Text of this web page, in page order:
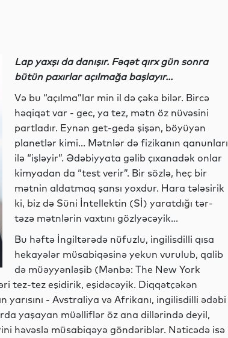
Lap yaxşı da danışır. Fəqət qırx gün sonra
bütün paxırlar açılmağa başlayır...
Və bu “açılma”lar min il də çəkə bilər. Bircə
həqiqət var - gec, ya tez, mətn öz nüvəsini
partladır. Eynən get-gedə şişən, böyüyən
planetlər kimi... Mətnlər də fizikanın qanunları
ilə “işləyir”. Ədəbiyyata gəlib çıxanadək onlar
kimyadan da “test verir”. Bir sözlə, heç bir
mətnin aldatmaq şansı yoxdur. Hara tələsirik
ki, biz də Süni İntellektin (Sİ) yaratdığı tər-
təzə mətnlərin vaxtını gözlyəcəyik...
Bu həftə İngiltərədə nüfuzlu, ingilisdilli qısa
hekayələr müsabiqəsinə yekun vurulub, qalib
də müəyyənləşib (Mənbə: The New York
tez-tez eşidirik, eşidəcəyik. Diqqətçəkən
- Avstraliya və Afrikanı, ingilisdilli ədəbi
yaşayan müəlliflər öz ana dillərində deyil,
həvəslə müsabiqəyə göndəriblər. Nəticədə isə